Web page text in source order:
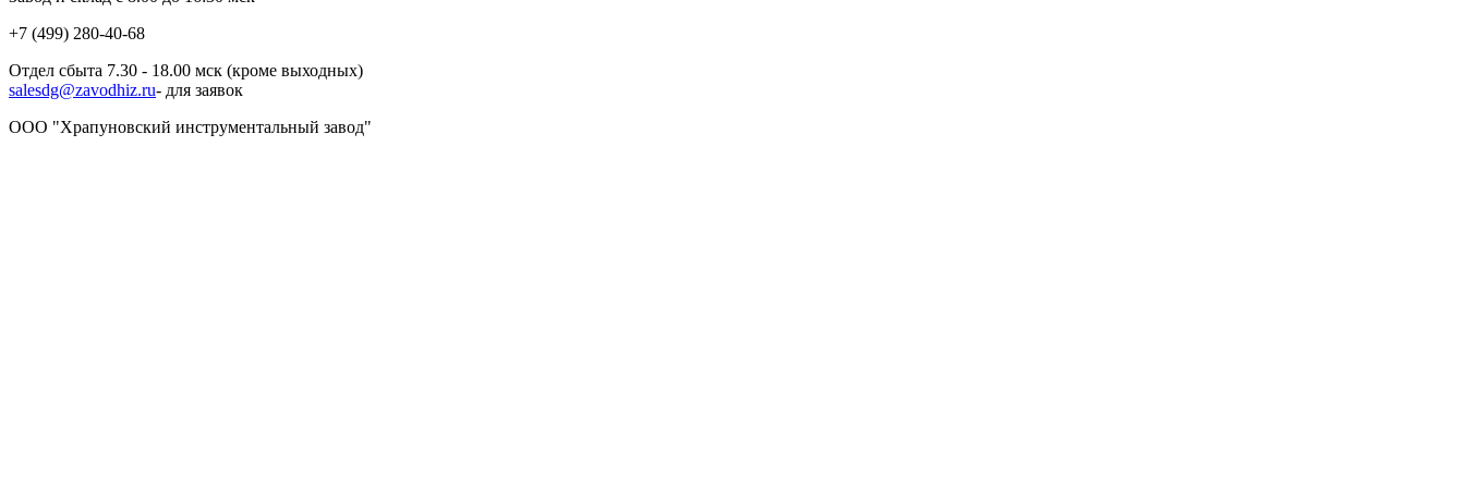
+7 (499) 280-40-68
Отдел сбыта 7.30 - 18.00 мск (кроме выходных)
salesdg@zavodhiz.ru- для заявок
ООО "Храпуновский инструментальный завод"